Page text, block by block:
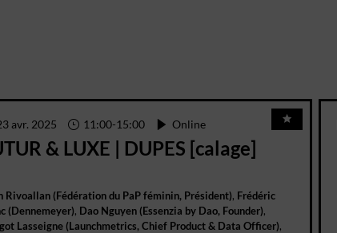
avr. 2025 11:00-15:00 Online
& LUXE | DUPES [calage]
Rivoallan (Fédération du PaP féminin, Président) Frédéric
(Dennemeyer) Dao Nguyen (Essenzia by Dao, Founder)
Lasseigne (Launchmetrics, Chief Product & Data Officer)